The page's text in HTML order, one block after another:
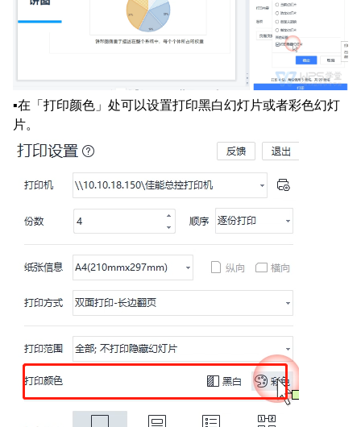
▪在「打印颜色」处可以设置打印黑白幻灯片或者彩色幻灯
片。